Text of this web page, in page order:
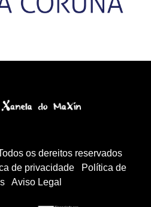
os dereitos reservados
de privacidade
Política de
Aviso Legal